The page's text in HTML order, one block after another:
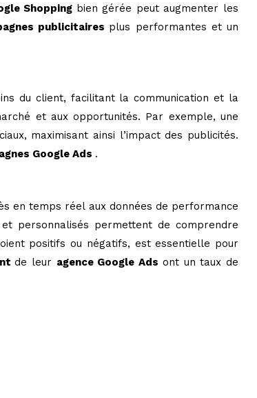
Shopping bien gérée peut augmenter les
publicitaires plus performantes et un
du client, facilitant la communication et la
et aux opportunités. Par exemple, une
maximisant ainsi l’impact des publicités.
Google Ads .
en temps réel aux données de performance
personnalisés permettent de comprendre
positifs ou négatifs, est essentielle pour
de leur agence Google Ads ont un taux de